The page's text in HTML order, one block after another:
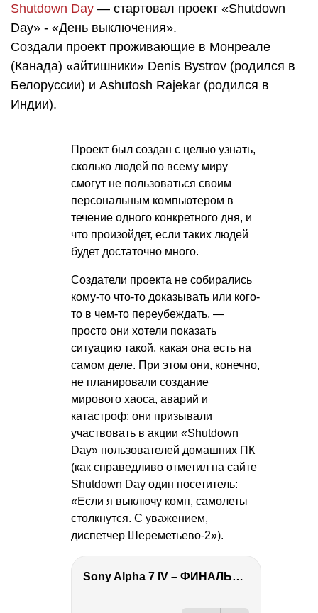
Shutdown Day — стартовал проект «Shutdown
Day» - «День выключения».
Создали проект проживающие в Монреале
(Канада) «айтишники» Denis Bystrov (родился в
Белоруссии) и Ashutosh Rajekar (родился в
Индии).
Проект был создан с целью узнать,
сколько людей по всему миру
смогут не пользоваться своим
персональным компьютером в
течение одного конкретного дня, и
что произойдет, если таких людей
будет достаточно много.
Создатели проекта не собирались
кому-то что-то доказывать или кого-
то в чем-то переубеждать, —
просто они хотели показать
ситуацию такой, какая она есть на
самом деле. При этом они, конечно,
не планировали создание
мирового хаоса, аварий и
катастроф: они призывали
участвовать в акции «Shutdown
Day» пользователей домашних ПК
(как справедливо отметил на сайте
Shutdown Day один посетитель:
«Если я выключу комп, самолеты
столкнутся. С уважением,
диспетчер Шереметьево-2»).
Sony Alpha 7 IV – ФИНАЛЬНЫЙ ОБЗОР